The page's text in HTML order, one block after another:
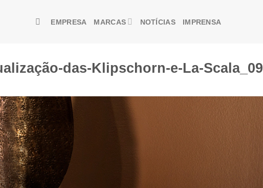
EMPRESA MARCAS NOTÍCIAS IMPRENSA
das-Klipschorn-e-La-Scala_09